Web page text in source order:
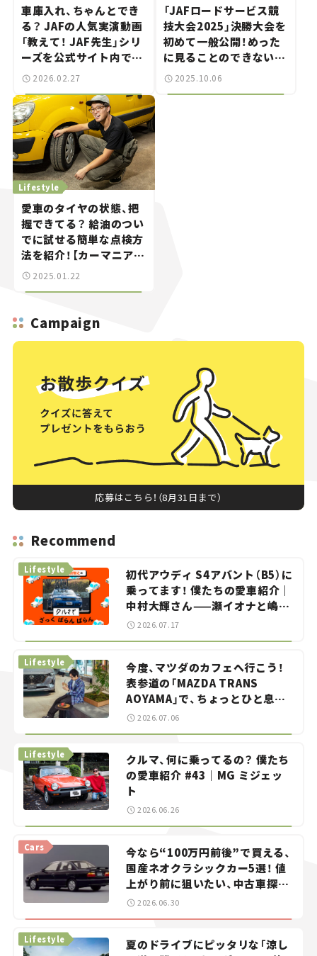
車庫入れ、ちゃんとでき
る？ JAFの人気実演動画
「教えて！ JAF先生」シリ
ーズを公式サイト内でま
とめて公開
2026.02.27
「JAFロードサービス競
技大会2025」決勝大会を
初めて一般公開！めった
に見ることのできない救
援作業を間近で体感
2025.10.06
Lifestyle
愛車のタイヤの状態、把
握できてる？ 給油のつい
でに試せる簡単な点検方
法を紹介！【カーマニア本
田浩隆の愛車日常メンテ
2025.01.22
Campaign
応募はこちら！（8月31日まで）
Recommend
初代アウディ S4アバント（B5）に
乗ってます！ 僕たちの愛車紹介｜
中村大輝さん——瀬イオナと嶋田
智之の「クルマでざっくばらんば
らん！」＃20
Lifestyle
2026.07.17
今度、マツダのカフェへ行こう！
表参道の「MAZDA TRANS
AOYAMA」で、ちょっとひと息。
——連載｜CCGとクルマでどうす
Lifestyle
2026.07.06
クルマ、何に乗ってるの？ 僕たち
の愛車紹介 #43｜MG ミジェッ
ト
Lifestyle
2026.06.26
今なら“100万円前後”で買える、
国産ネオクラシックカー5選！ 値
上がり前に狙いたい、中古車探し
をお手伝い――ちょっとイケてるマ
Cars
2026.06.30
夏のドライブにピッタリな「涼し
Lifestyle